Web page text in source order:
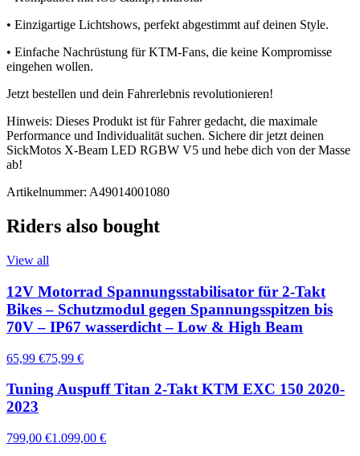
• Einzigartige Lichtshows, perfekt abgestimmt auf deinen Style.
• Einfache Nachrüstung für KTM-Fans, die keine Kompromisse
eingehen wollen.
Jetzt bestellen und dein Fahrerlebnis revolutionieren!
Hinweis: Dieses Produkt ist für Fahrer gedacht, die maximale
Performance und Individualität suchen. Sichere dir jetzt deinen
SickMotos X-Beam LED RGBW V5 und hebe dich von der Masse
ab!
Artikelnummer: A49014001080
Riders also bought
View all
12V Motorrad Spannungsstabilisator für 2-Takt
Bikes – Schutzmodul gegen Spannungsspitzen bis
70V – IP67 wasserdicht – Low & High Beam
65,99 €75,99 €
Tuning Auspuff Titan 2-Takt KTM EXC 150 2020-
2023
799,00 €1.099,00 €